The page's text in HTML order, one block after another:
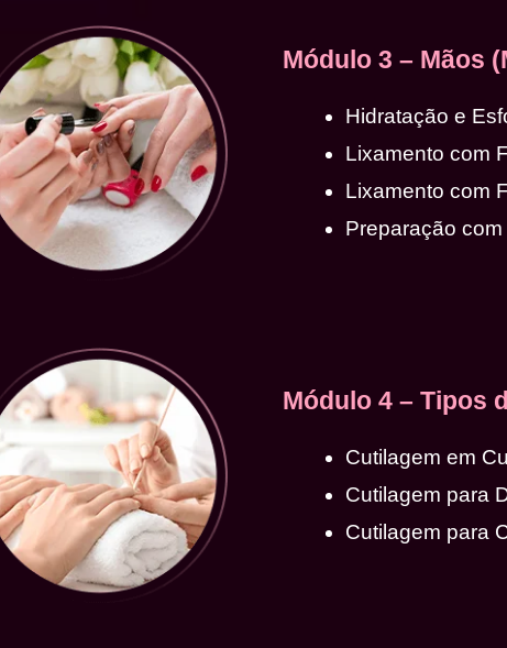
Módulo 3 – Mãos
Hidratação e
Lixamento com
Lixamento com
Preparação
Módulo 4 – Tipos
Cutilagem em
Cutilagem para
Cutilagem para